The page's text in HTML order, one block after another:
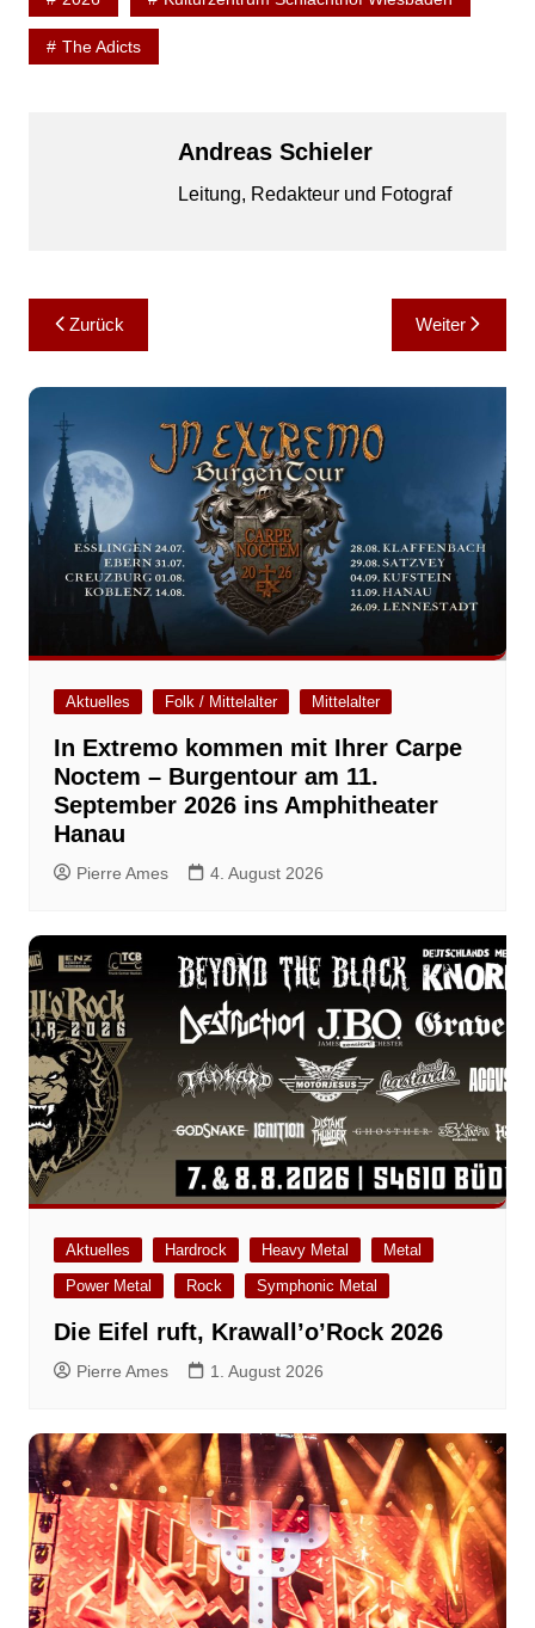
The Adicts
Andreas Schieler
Leitung, Redakteur und Fotograf
Beitragsnavigation
Zurück Weiter
Aktuelles Folk / Mittelalter Mittelalter
In Extremo kommen mit Ihrer Carpe
Noctem – Burgentour am 11.
September 2026 ins Amphitheater
Hanau
Pierre Ames 4. August 2026
Aktuelles Hardrock Heavy Metal
Metal
Power Metal
Rock Symphonic Metal
Die Eifel ruft, Krawall’o’Rock 2026
Pierre Ames 1. August 2026